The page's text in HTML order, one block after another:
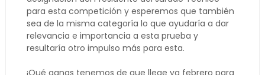
para esta competición y esperemos que también
sea de la misma categoría lo que ayudaría a dar
relevancia e importancia a esta prueba y
resultaría otro impulso más para esta.
¡Qué ganas tenemos de que llege ya febrero para